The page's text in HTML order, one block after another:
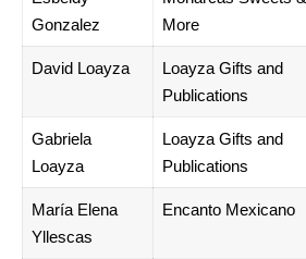
Gonzalez
More
David Loayza
Loayza Gifts and
Publications
Gabriela
Loayza
Loayza Gifts and
Publications
María Elena
Yllescas
Encanto Mexicano